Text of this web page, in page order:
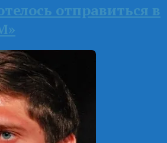
отправиться в